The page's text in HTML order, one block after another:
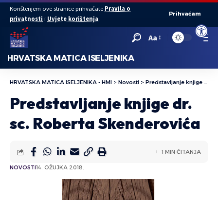
Open
Korištenjem ove stranice prihvaćate Pravila o
privatnosti i Uvjete korištenja.
Prihvaćam
Aa
HRVATSKA MATICA ISELJENIKA
HRVATSKA MATICA ISELJENIKA - HMI > Novosti > Predstavljanje knjige dr. sc. Roberta Skenderovića
Predstavljanje knjige dr.
sc. Roberta Skenderovića
NOVOSTI14. OŽUJKA 2018.
1 MIN ČITANJA